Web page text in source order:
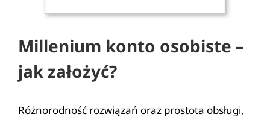
Millenium konto osobiste –
jak założyć?
Różnorodność rozwiązań oraz prostota obsługi,